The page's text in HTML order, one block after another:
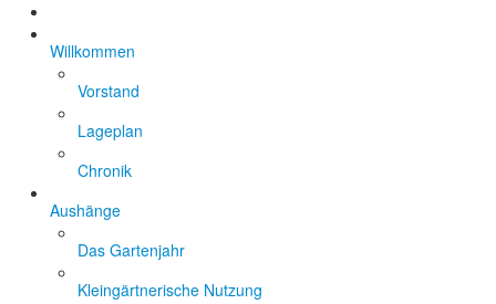
Willkommen
Vorstand
Lageplan
Chronik
Aushänge
Das Gartenjahr
Kleingärtnerische Nutzung